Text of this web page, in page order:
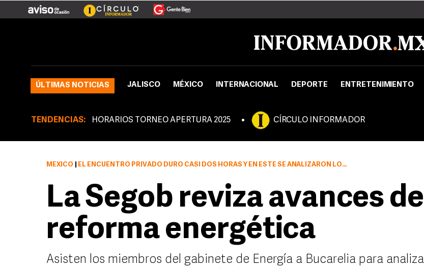
ÚLTIMAS NOTICIAS JALISCO MÉXICO INTERNACIONAL DEPORTE ENTRETENIMIENTO
TENDENCIAS: HORARIOS TORNEO APERTURA 2025 CÍRCULO INFORMADOR
MÉXICO EL ENCUENTRO PRIVADO DURÓ CASI DOS HORAS Y EN ÉSTE SE ANALIZARON LOS AVANCES EN TORNO A LA REFORMA PETROLERA
La Segob reviza avances de
reforma energética
Asisten los miembros del gabinete de Energía a Bucarelia para